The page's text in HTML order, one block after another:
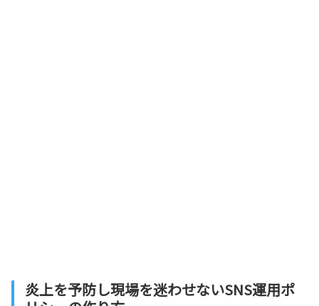
炎上を予防し現場を迷わせないSNS運用ポ